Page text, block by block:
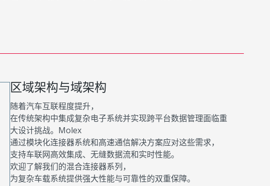
区域架构与域架构
随着汽车互联程度提升，
在传统架构中集成复杂电子系统并实现跨平台数据管理面临重
大设计挑战。Molex
通过模块化连接器系统和高速通信解决方案应对这些需求，
支持车联网高效集成、无缝数据流和实时性能。
欢迎了解我们的混合连接器系列，
为复杂车载系统提供强大性能与可靠性的双重保障。